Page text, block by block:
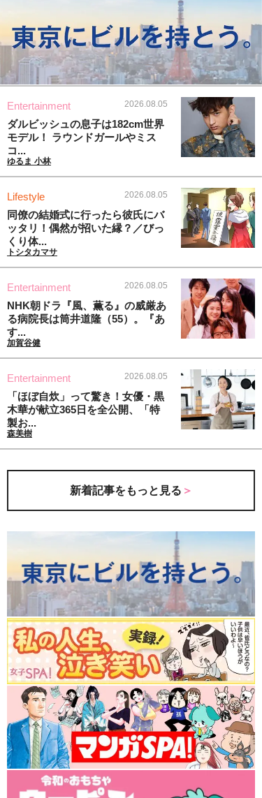
Entertainment 2026.08.05
ダルビッシュの息子は182cm世界
モデル！ ラウンドガールやミス
コ...
ゆるま 小林
Lifestyle 2026.08.05
同僚の結婚式に行ったら彼氏にバ
ッタリ！偶然が招いた縁？／びっ
くり体...
トシタカマサ
Entertainment 2026.08.05
NHK朝ドラ『風、薫る』の威厳あ
る病院長は筒井道隆（55）。『あ
す...
加賀谷健
Entertainment 2026.08.05
「ほぼ自炊」って驚き！女優・黒
木華が献立365日を全公開、「特
製お...
森美樹
新着記事をもっと見る